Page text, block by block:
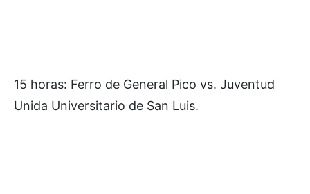
15 horas: Ferro de General Pico vs. Juventud
Unida Universitario de San Luis.